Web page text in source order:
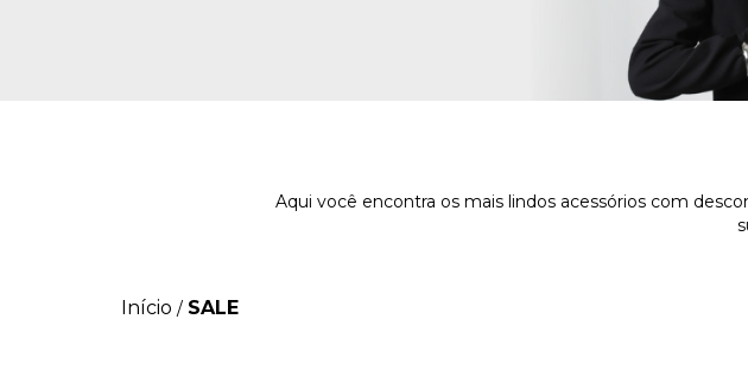
Aqui você encontra os mais lindos acessórios com
Início / SALE